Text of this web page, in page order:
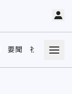
要聞 社會 娛樂